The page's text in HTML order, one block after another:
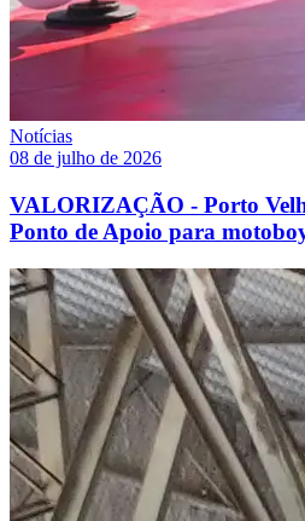
Notícias
08 de julho de 2026
VALORIZAÇÃO - Porto
Ponto de Apoio para